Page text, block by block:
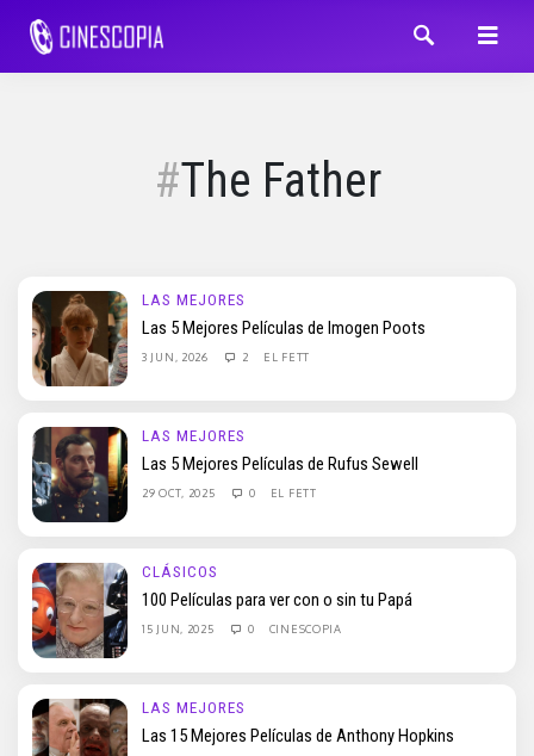
The Father
LAS MEJORES
Las 5 Mejores Películas de Imogen Poots
3 JUN, 2026 2 EL FETT
LAS MEJORES
Las 5 Mejores Películas de Rufus Sewell
29 OCT, 2025 0 EL FETT
CLÁSICOS
100 Películas para ver con o sin tu Papá
15 JUN, 2025 0 CINESCOPIA
LAS MEJORES
Las 15 Mejores Películas de Anthony Hopkins